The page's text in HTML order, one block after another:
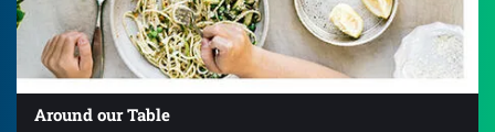
Around our Table